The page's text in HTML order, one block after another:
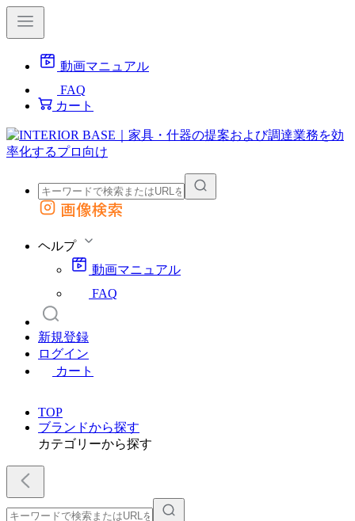
動画マニュアル
FAQ
カート
外部サイトの商品をカートに追加
画像検索
ヘルプ
動画マニュアル
FAQ
新規登録
ログイン
カート
TOP
ブランドから探す
カテゴリーから探す